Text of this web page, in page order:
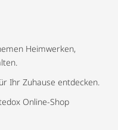
Heimwerken,
Ihr Zuhause entdecken.
Online-Shop